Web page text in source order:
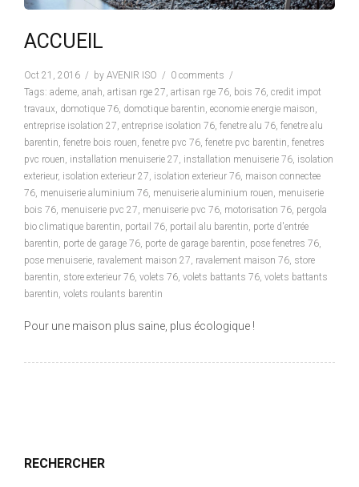
ACCUEIL
Oct 21, 2016 by AVENIR ISO
0 comments
Tags: ademe, anah, artisan rge 27, artisan rge 76, bois 76, credit impot
travaux, domotique 76, domotique barentin, economie energie maison,
entreprise isolation 27, entreprise isolation 76, fenetre alu 76, fenetre alu
barentin, fenetre bois rouen, fenetre pvc 76, fenetre pvc barentin, fenetres
pvc rouen, installation menuiserie 27, installation menuiserie 76, isolation
exterieur, isolation exterieur 27, isolation exterieur 76, maison connectee
76, menuiserie aluminium 76, menuiserie aluminium rouen, menuiserie
bois 76, menuiserie pvc 27, menuiserie pvc 76, motorisation 76, pergola
bio climatique barentin, portail 76, portail alu barentin, porte d'entrée
barentin, porte de garage 76, porte de garage barentin, pose fenetres 76,
pose menuiserie, ravalement maison 27, ravalement maison 76, store
barentin, store exterieur 76, volets 76, volets battants 76, volets battants
barentin, volets roulants barentin
Pour une maison plus saine, plus écologique !
RECHERCHER